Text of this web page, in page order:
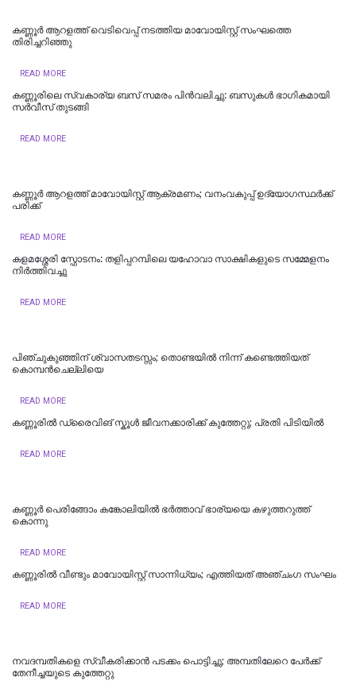
കണ്ണൂർ ആറളത്ത് വെടിവെപ്പ് നടത്തിയ മാവോയിസ്റ്റ് സംഘത്തെ
തിരിച്ചറിഞ്ഞു
READ MORE
കണ്ണൂരിലെ സ്വകാര്യ ബസ് സമരം പിൻവലിച്ചു: ബസുകൾ ഭാഗികമായി
സർവീസ് തുടങ്ങി
READ MORE
കണ്ണൂർ ആറളത്ത് മാവോയിസ്റ്റ് ആക്രമണം; വനംവകുപ്പ് ഉദ്യോഗസ്ഥർക്ക്
പരിക്ക്
READ MORE
കളമശ്ശേരി സ്ഫോടനം: തളിപ്പറമ്പിലെ യഹോവാ സാക്ഷികളുടെ സമ്മേളനം
നിർത്തിവച്ചു
READ MORE
പിഞ്ചുകുഞ്ഞിന് ശ്വാസതടസ്സം; തൊണ്ടയിൽ നിന്ന് കണ്ടെത്തിയത്
കൊമ്പൻചെല്ലിയെ
READ MORE
കണ്ണൂരിൽ ഡ്രൈവിങ് സ്കൂൾ ജീവനക്കാരിക്ക് കുത്തേറ്റു; പ്രതി പിടിയില്‍
READ MORE
കണ്ണൂർ പെരിങ്ങോം കങ്കോലിയിൽ ഭർത്താവ് ഭാര്യയെ കഴുത്തറുത്ത്
കൊന്നു
READ MORE
കണ്ണൂരിൽ വീണ്ടും മാവോയിസ്റ്റ് സാന്നിധ്യം; എത്തിയത് അഞ്ചംഗ സംഘം
READ MORE
നവദമ്പതികളെ സ്വീകരിക്കാന്‍ പടക്കം പൊട്ടിച്ചു; അമ്പതിലേറെ പേര്‍ക്ക്
തേനീച്ചയുടെ കുത്തേറ്റു